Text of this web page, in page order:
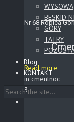
WYSOWA
BESKID
GÓRY
TATRY
Blog
KONTAKT
Nr 68 Ropica
Read more
in cmentnoc
3